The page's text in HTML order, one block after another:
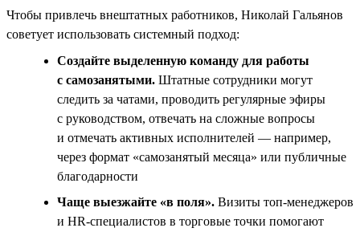
Чтобы привлечь внештатных работников, Николай Гальянов
советует использовать системный подход:
Создайте выделенную команду для работы
с самозанятыми. Штатные сотрудники могут
следить за чатами, проводить регулярные эфиры
с руководством, отвечать на сложные вопросы
и отмечать активных исполнителей — например,
через формат «самозанятый месяца» или публичные
благодарности
Чаще выезжайте «в поля». Визиты топ‑менеджеров
и HR‑специалистов в торговые точки помогают